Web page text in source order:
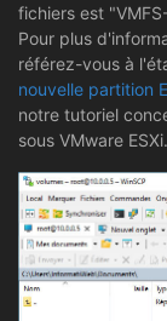
fichiers est
Pour plus
référez-vous à
nouvelle partition
notre tutoriel
sous VMware ESXi.